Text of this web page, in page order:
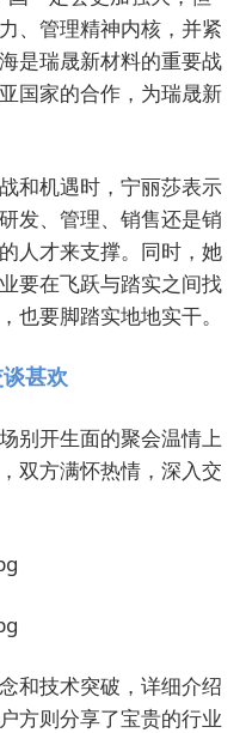
、管理精神内核，并紧
是瑞晟新材料的重要战
国家的合作，为瑞晟新
和机遇时，宁丽莎表示
发、管理、销售还是销
人才来支撑。同时，她
要在飞跃与踏实之间找
也要脚踏实地地实干。
甚欢
别开生面的聚会温情上
双方满怀热情，深入交
和技术突破，详细介绍
方则分享了宝贵的行业